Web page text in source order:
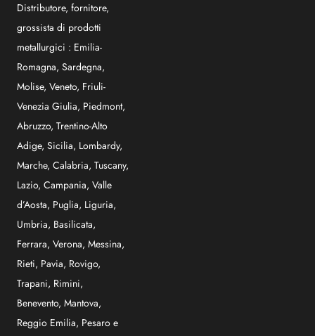
Distributore, fornitore,
grossista di prodotti
metallurgici : Emilia-
Romagna, Sardegna,
Molise, Veneto, Friuli-
Venezia Giulia, Piedmont,
Abruzzo, Trentino-Alto
Adige, Sicilia, Lombardy,
Marche, Calabria, Tuscany,
Lazio, Campania, Valle
d’Aosta, Puglia, Liguria,
Umbria, Basilicata,
Ferrara, Verona, Messina,
Rieti, Pavia, Rovigo,
Trapani, Rimini,
Benevento, Mantova,
Reggio Emilia, Pesaro e